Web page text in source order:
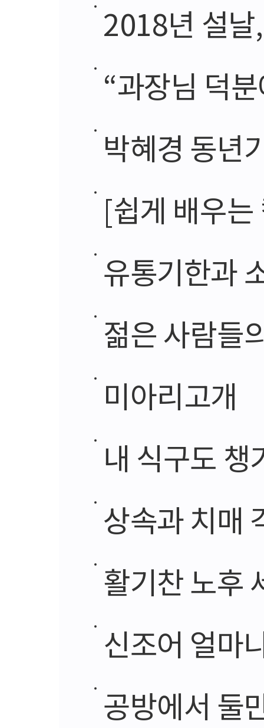
2018년 설날
“과장님 덕
박혜경 동년
[쉽게 배우
유통기한과
젊은 사람들
미아리고개
내 식구도 챙
상속과 치매
활기찬 노후 세대
신조어 얼마
공방에서 둘